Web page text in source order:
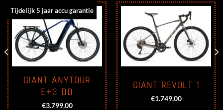
Tijdelijk 5 jaar accu garantie
GIANT ANYTOUR
E+3 DD
€3.799,00
GIANT REVOLT 1
€1.749,00